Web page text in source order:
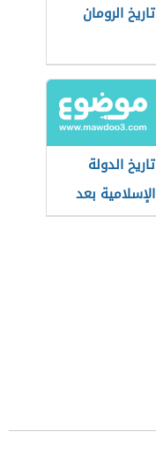
تاريخ الرومان
تاريخ الدولة
الإسلامية بعد
الخلفاء الراشدين